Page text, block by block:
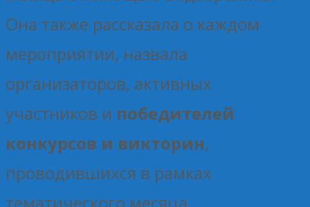
Она также рассказала о каждом
мероприятии, назвала
организаторов, активных
участников и победителей
конкурсов и викторин,
проводившихся в рамках
тематического месяца.